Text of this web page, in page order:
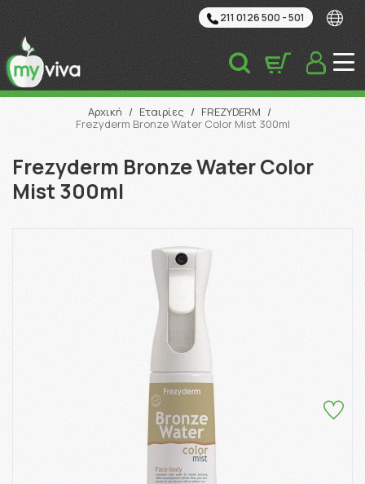
211 0126 500 - 501
Αναζήτηση
Αρχική / Εταιρίες / FREZYDERM /
Frezyderm Bronze Water Color Mist 300ml
Frezyderm Bronze Water Color
Mist 300ml